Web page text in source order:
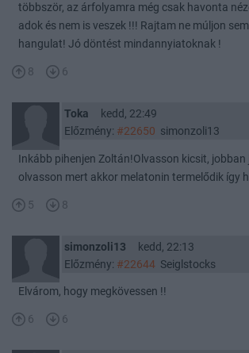
többször, az árfolyamra még csak havonta
adok és nem is veszek !!! Rajtam ne múljon
hangulat! Jó döntést mindannyiatoknak !
8 6
Toka
kedd, 22:49
Előzmény: #22650 simonzoli13
Inkább pihenjen Zoltán!Olvasson kicsit, jobban
olvasson mert akkor melatonin termelődik így
5 8
simonzoli13
kedd, 22:13
Előzmény: #22644Seiglstocks
Elvárom, hogy megkövessen !!
6 6